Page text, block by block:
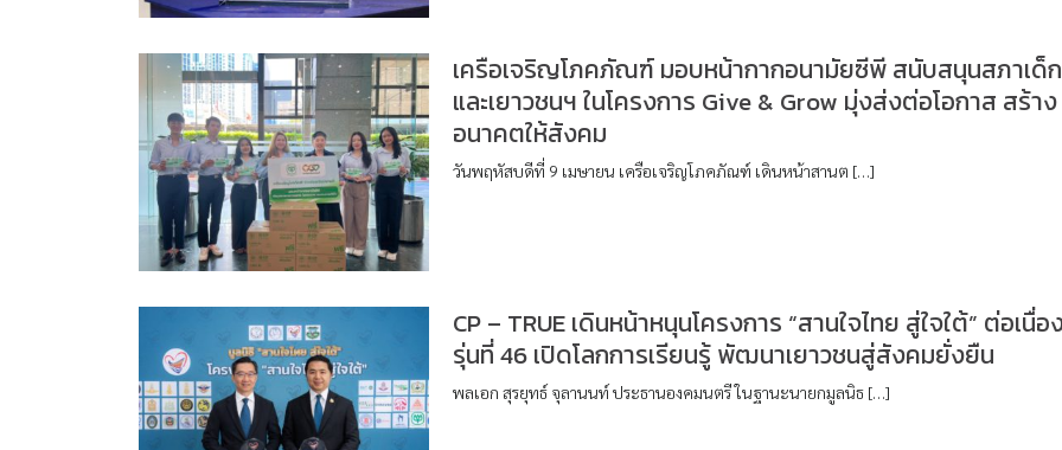
เครือเจริญโภคภัณฑ์ มอบหน้ากากอนามัยซีพี สนับสนุนสภาเด็ก
และเยาวชนฯ ในโครงการ Give & Grow มุ่งส่งต่อโอกาส สร้าง
อนาคตให้สังคม
วันพฤหัสบดีที่ 9 เมษายน เครือเจริญโภคภัณฑ์ เดินหน้าสานต […]
CP – TRUE เดินหน้าหนุนโครงการ “สานใจไทย สู่ใจใต้” ต่อเนื่อ
รุ่นที่ 46 เปิดโลกการเรียนรู้ พัฒนาเยาวชนสู่สังคมยั่งยืน
พลเอก สุรยุทธ์ จุลานนท์ ประธานองคมนตรี ในฐานะนายกมูลนิธ […]